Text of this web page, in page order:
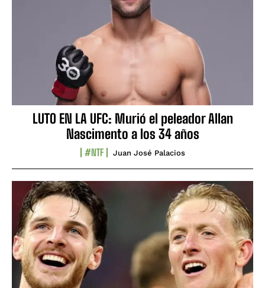
LUTO EN LA UFC: Murió el peleador Allan
Nascimento a los 34 años
#NTF Juan José Palacios